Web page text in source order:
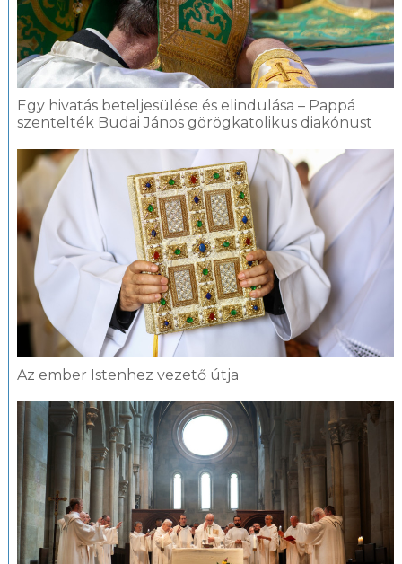
Egy hivatás beteljesülése és elindulása – Pappá
szentelték Budai János görögkatolikus diakónust
Az ember Istenhez vezető útja